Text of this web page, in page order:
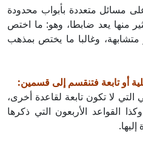
مسائل متعددة بأبواب محدودة
منها يعد ضابطا، وهو: ما اختص
وغالبا ما يختص بمذهب
أو تابعة فتنقسم إلى قسمين:
التي لا تكون تابعة لقاعدة أخرى،
القواعد الأربعون التي ذكرها